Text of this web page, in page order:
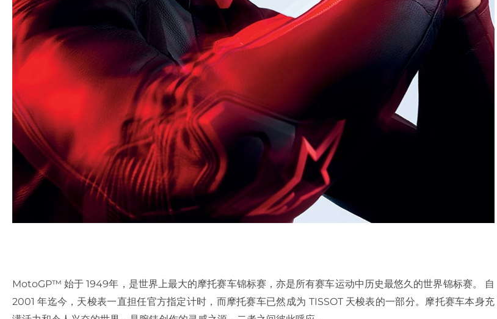
MotoGP™ 始于 1949年，是世界上最大的摩托赛车锦标赛，亦是所有赛车运动中历史最悠久的世界锦标赛。 自
2001 年迄今，天梭表一直担任官方指定计时，而摩托赛车已然成为 TISSOT 天梭表的一部分。摩托赛车本身充